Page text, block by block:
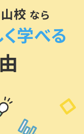
校 なら
学べる